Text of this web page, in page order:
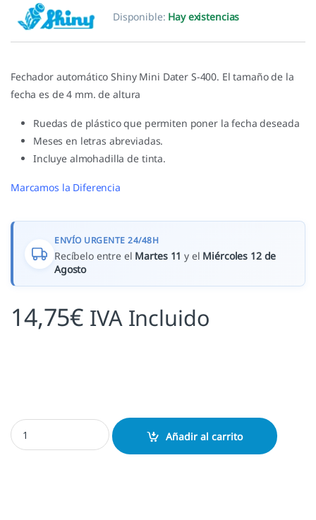
4.67de
5 en base a
valoracione
Disponible: Hay existencias
Fechador automático Shiny Mini Dater S-400. El tamaño de la
fecha es de 4 mm. de altura
Ruedas de plástico que permiten poner la fecha deseada
Meses en letras abreviadas.
Incluye almohadilla de tinta.
Marcamos la Diferencia
ENVÍO URGENTE 24/48H
Recíbelo entre el Martes 11 y el Miércoles 12 de
Agosto
14,75€ IVA Incluido
Mini Dater S-400 cantidad
Añadir al carrito